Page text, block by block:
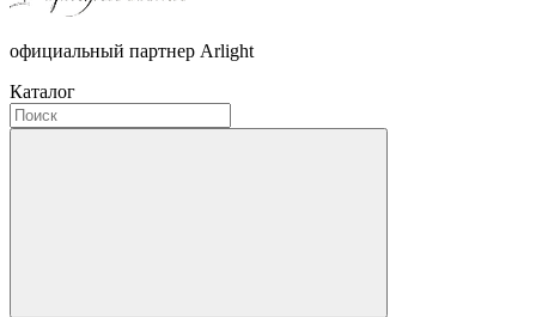
официальный партнер Arlight
Каталог